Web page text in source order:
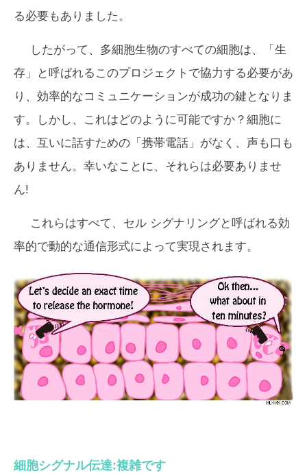
る必要もありました。
したがって、多細胞生物のすべての細胞は、「生
存」と呼ばれるこのプロジェクトで協力する必要があ
り、効率的なコミュニケーションが成功の鍵となりま
す。しかし、これはどのように可能ですか？細胞に
は、互いに話すための「携帯電話」がなく、声も口も
ありません。幸いなことに、それらは必要ありませ
ん!
これらはすべて、セル シグナリングと呼ばれる効
率的で動的な通信形式によって実現されます。
細胞シグナル伝達:複雑です